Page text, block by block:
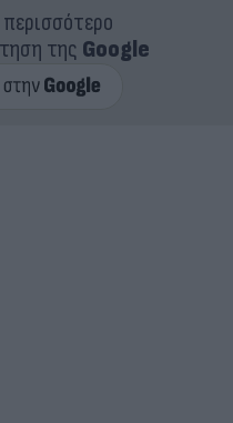
περισσότερο
της Google